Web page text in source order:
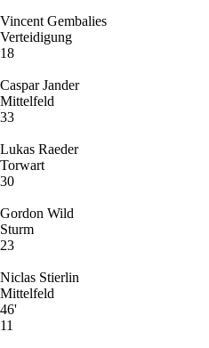
Vincent Gembalies
Verteidigung
18
Caspar Jander
Mittelfeld
33
Lukas Raeder
Torwart
30
Gordon Wild
Sturm
23
Niclas Stierlin
Mittelfeld
46'
11